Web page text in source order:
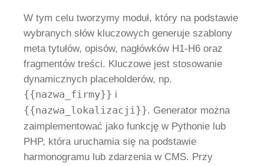
W tym celu tworzymy moduł, który na podstawie
wybranych słów kluczowych generuje szablony
meta tytułów, opisów, nagłówków H1-H6 oraz
fragmentów treści. Kluczowe jest stosowanie
dynamicznych placeholderów, np.
{{nazwa_firmy}} i
{{nazwa_lokalizacji}}. Generator można
zaimplementować jako funkcję w Pythonie lub
PHP, która uruchamia się na podstawie
harmonogramu lub zdarzenia w CMS. Przy